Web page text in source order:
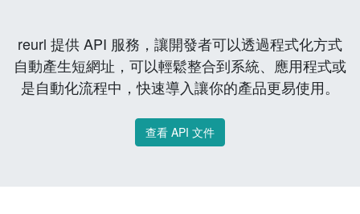
reurl 提供 API 服務，讓開發者可以透過程式化方式
自動產生短網址，可以輕鬆整合到系統、應用程式或
是自動化流程中，快速導入讓你的產品更易使用。
查看 API 文件